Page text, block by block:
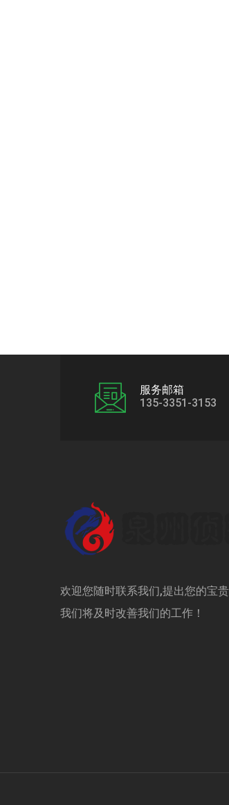
服务邮箱
135-3351-3153
欢迎您随时联系我们,提出您的宝
我们将及时改善我们的工作！